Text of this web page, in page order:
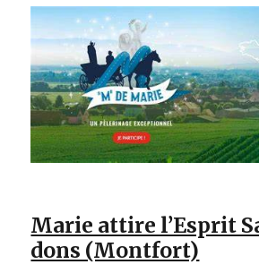
Marie attire l’Esprit
dons (Montfort)